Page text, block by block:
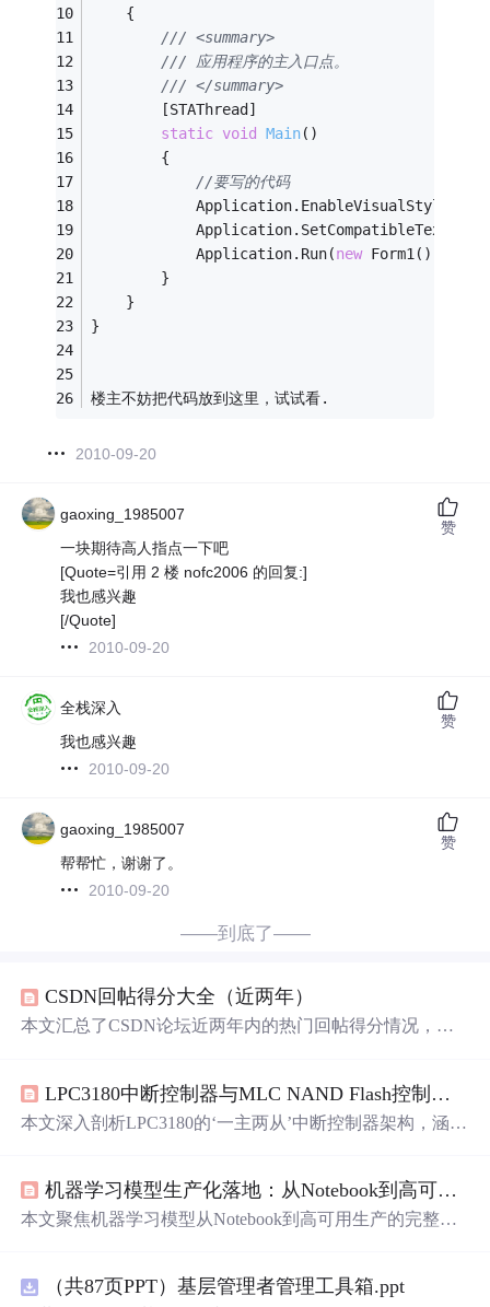
    {
/// <summary>
/// 应用程序的主入口点。
/// </summary>
        [STAThread]
static void Main()
        {
//要写的代码
            Application.EnableVisualStyles();
            Application.Run(
new Form1());
        }
    }
}
楼主不妨把代码放到这里，试试看.
2010-09-20
gaoxing_1985007
一块期待高人指点一下吧
[Quote=引用 2 楼 nofc2006 的回复:]
我也感兴趣
[/Quote]
2010-09-20
赞
全栈深入
我也感兴趣
2010-09-20
赞
gaoxing_1985007
帮帮忙，谢谢了。
2010-09-20
赞
——到底了——
CSDN回帖得分大全（近两年）
本文汇总了CSDN论坛近两年内的热门回帖得分情况，涵
LPC3180中断控制器与MLC NAND Flash控制器深度解析与实战应用
本文深入剖析LPC3180的‘一主两从’中断控制器架构，涵盖
控制器核心机制，包括528字节页格式、Reed-Solomon EC
C（4-symbol纠错）、DMA加速模式及驱动开发约束（如
机器学习模型生产化落地：从Notebook到高可用MLOps实战
本文聚焦机器学习模型从Notebook到高可用生产的完整落
像构建、K8s资源精细化调度及基于P95延迟的HPA弹性伸
（共87页PPT）基层管理者管理工具箱.ppt